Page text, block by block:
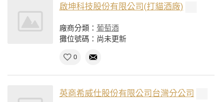
啟坤科技股份有限公司(打貓酒廠)
廠商分類： 葡萄酒
攤位號碼：尚未更新
0
英商希威仕股份有限公司台灣分公司